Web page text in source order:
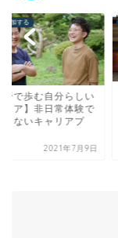
参加する
野で歩む自分らしい
リア】非日常体験で
らないキャリアプ
2021年7月9日